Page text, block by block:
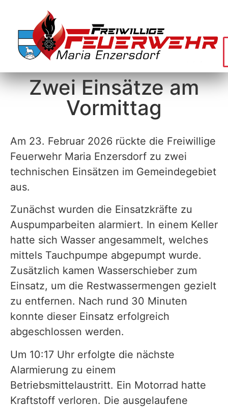
Zwei Einsätze am
Vormittag
Am 23. Februar 2026 rückte die Freiwillige
Feuerwehr Maria Enzersdorf zu zwei
technischen Einsätzen im Gemeindegebiet
aus.
Zunächst wurden die Einsatzkräfte zu
Auspumparbeiten alarmiert. In einem Keller
hatte sich Wasser angesammelt, welches
mittels Tauchpumpe abgepumpt wurde.
Zusätzlich kamen Wasserschieber zum
Einsatz, um die Restwassermengen gezielt
zu entfernen. Nach rund 30 Minuten
konnte dieser Einsatz erfolgreich
abgeschlossen werden.
Um 10:17 Uhr erfolgte die nächste
Alarmierung zu einem
Betriebsmittelaustritt. Ein Motorrad hatte
Kraftstoff verloren. Die ausgelaufene